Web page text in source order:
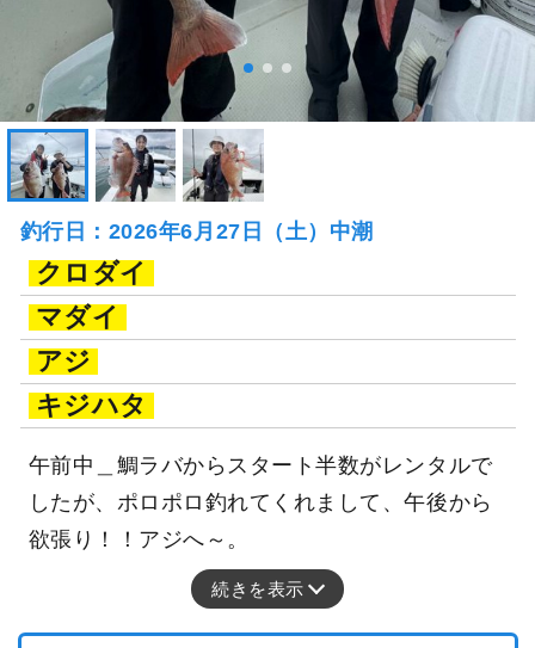
釣行日：2026年6月27日（土）中潮
クロダイ
マダイ
アジ
キジハタ
午前中＿鯛ラバからスタート半数がレンタルで
したが、ポロポロ釣れてくれまして、午後から
欲張り！！アジへ～。
続きを表示